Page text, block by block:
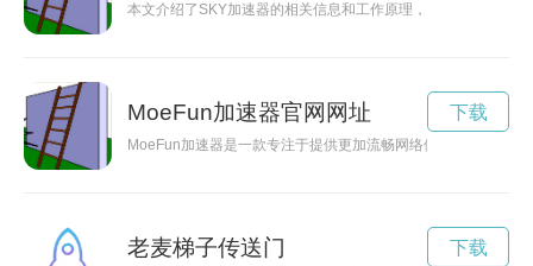
本文介绍了SKY加速器的相关信息和工作原理，以及使用该加
MoeFun加速器官网网址
MoeFun加速器是一款专注于提供更加流畅网络体验的加速器
下载
老麦梯子传送门 下载